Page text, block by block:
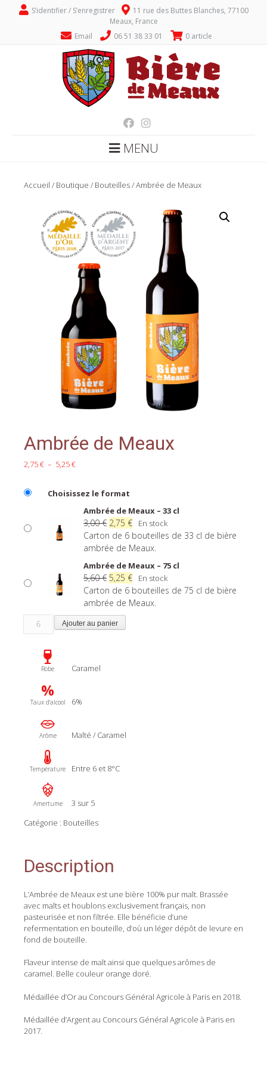
S’identifier / S’enregistrer
11 rue des Buttes Blanches, 77100
Meaux, France
Email
06 51 38 33 01 0 article
MENU
Accueil / Boutique / Bouteilles/ Ambrée de Meaux
Ambrée de Meaux
2,75€ – 5,25€Plage
2,75 €
5,25 €
Choisissez le format
Ambrée de Meaux – 33 cl
3,00€ Le
prix
initial
3,00 €.
2,75 €Le
prix
actuel
2,75 €.
En stock
Carton de 6 bouteilles de 33 cl de bière
ambrée de Meaux.
Ambrée de Meaux – 75 cl
5,60€ Le
prix
initial
était :
5,60 €.
5,25 €Le
prix
actuel
En stock
Carton de 6 bouteilles de 75 cl de bière
ambrée de Meaux.
quantité
Meaux
Ajouter au panier
Robe Caramel
%
Taux d'alcool 6%
Arôme Malté / Caramel
Température Entre 6 et 8°C
Amertume
3 sur 5
Catégorie : Bouteilles
Description
L’Ambrée de Meaux est une bière 100% pur malt. Brassée
avec malts et houblons exclusivement français, non
pasteurisée et non filtrée. Elle bénéficie d’une
refermentation en bouteille, d’où un léger dépôt de levure en
fond de bouteille.
Flaveur intense de malt ainsi que quelques arômes de
caramel. Belle couleur orange doré.
Médaillée d’Or au Concours Général Agricole à Paris en 2018.
Médaillée d’Argent au Concours Général Agricole à Paris en
2017.